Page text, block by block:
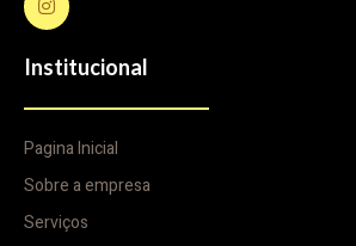
Institucional
Pagina Inicial
Sobre a empresa
Serviços